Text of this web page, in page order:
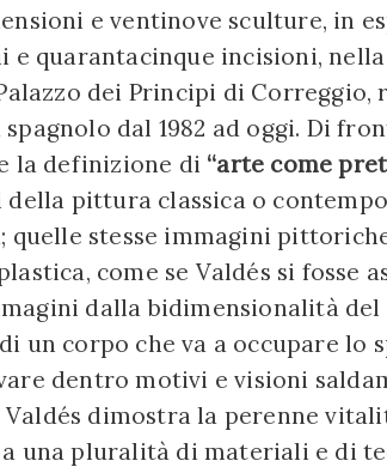
e ventinove sculture, in
e quarantacinque incisioni,
dei Principi di Correggio,
dal 1982 ad oggi. Di
la definizione di “arte come
pittura classica o
quelle stesse immagini
come se Valdés si fosse
dalla bidimensionalità
un corpo che va a occupare lo
dentro motivi e visioni
dimostra la perenne
una pluralità di materiali e di